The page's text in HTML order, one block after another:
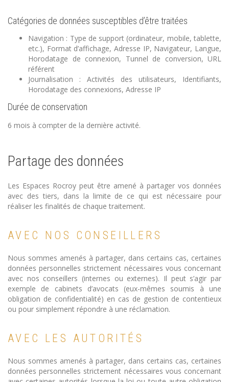
Catégories de données susceptibles d’être traitées
Navigation : Type de support (ordinateur, mobile, tablette,
etc.), Format d’affichage, Adresse IP, Navigateur, Langue,
Horodatage de connexion, Tunnel de conversion, URL
référent
Journalisation : Activités des utilisateurs, Identifiants,
Horodatage des connexions, Adresse IP
Durée de conservation
6 mois à compter de la dernière activité.
Partage des données
Les Espaces Rocroy peut être amené à partager vos données
avec des tiers, dans la limite de ce qui est nécessaire pour
réaliser les finalités de chaque traitement.
AVEC NOS CONSEILLERS
Nous sommes amenés à partager, dans certains cas, certaines
données personnelles strictement nécessaires vous concernant
avec nos conseillers (internes ou externes). Il peut s’agir par
exemple de cabinets d’avocats (eux-mêmes soumis à une
obligation de confidentialité) en cas de gestion de contentieux
ou pour simplement répondre à une réclamation.
AVEC LES AUTORITÉS
Nous sommes amenés à partager, dans certains cas, certaines
données personnelles strictement nécessaires vous concernant